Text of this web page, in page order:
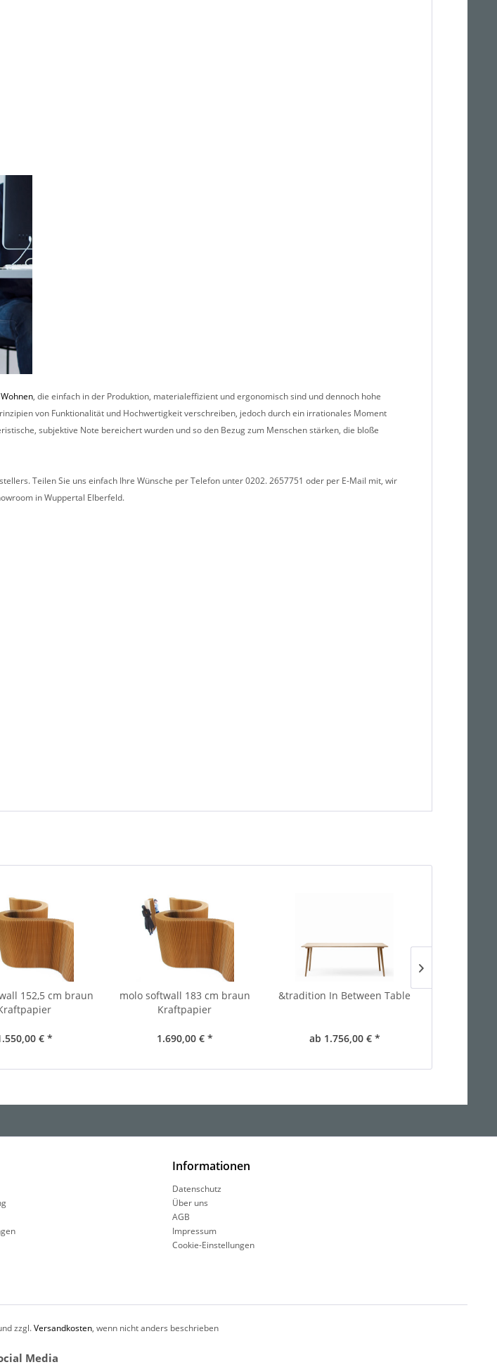
Wohnen, die einfach in der Produktion, materialeffizient und ergonomisch sind und dennoch hohe
von Funktionalität und Hochwertigkeit verschreiben, jedoch durch ein irrationales Moment
subjektive Note bereichert wurden und so den Bezug zum Menschen stärken, die bloße
Teilen Sie uns einfach Ihre Wünsche per Telefon unter 0202. 2657751 oder per E-Mail mit, wir
in Wuppertal Elberfeld.
152,5 cm braun
€ *
molo softwall 183 cm braun
Kraftpapier
1.690,00 € *
&tradition In Between Table
ab 1.756,00 € *
Informationen
Datenschutz
Über uns
AGB
Impressum
Cookie-Einstellungen
zzgl.Versandkosten, wenn nicht anders beschrieben
Media